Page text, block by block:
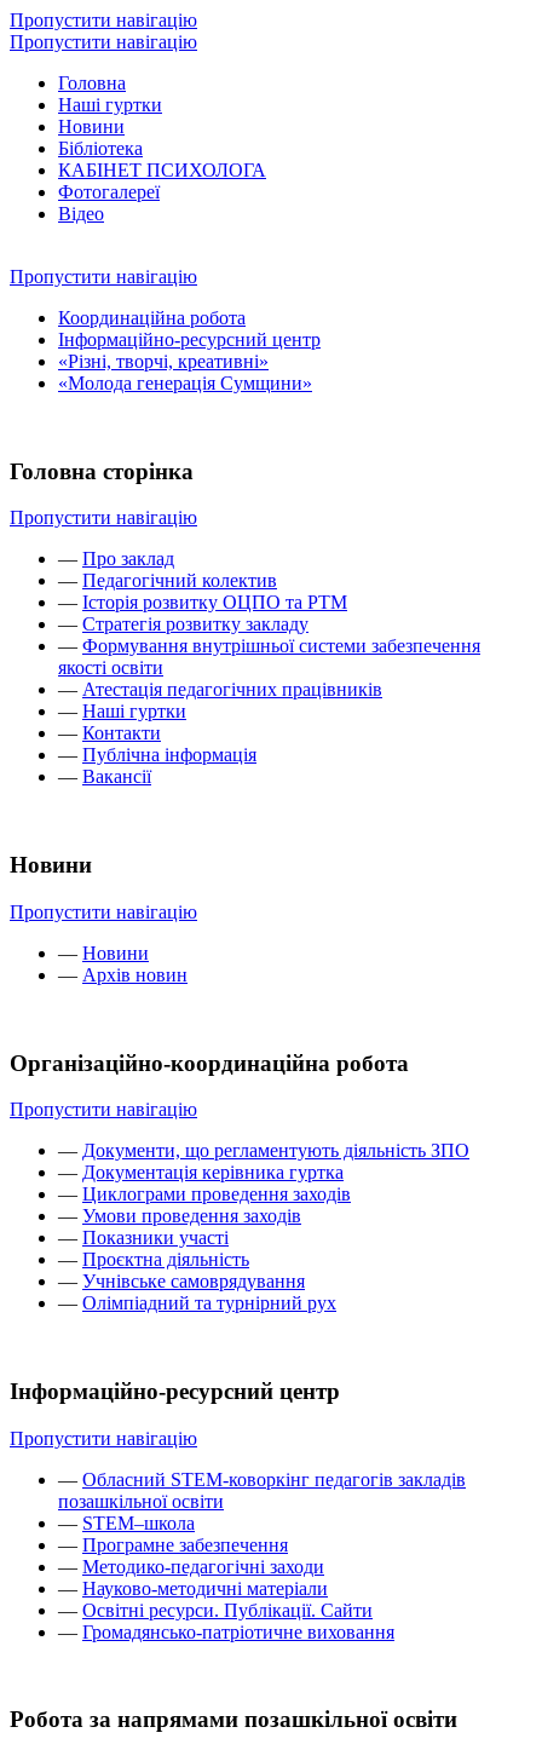
Пропустити навігацію
Пропустити навігацію
Головна
Наші гуртки
Новини
Бібліотека
КАБІНЕТ ПСИХОЛОГА
Фотогалереї
Відео
Пропустити навігацію
Координаційна робота
Інформаційно-ресурсний центр
«Різні, творчі, креативні»
«Молода генерація Сумщини»
Головна сторінка
Пропустити навігацію
— Про заклад
— Педагогічний колектив
— Історія розвитку ОЦПО та РТМ
— Стратегія розвитку закладу
— Формування внутрішньої системи забезпечення
якості освіти
— Атестація педагогічних працівників
— Наші гуртки
— Контакти
— Публічна інформація
— Вакансії
Новини
Пропустити навігацію
— Новини
— Архів новин
Організаційно-координаційна робота
Пропустити навігацію
— Документи, що регламентують діяльність ЗПО
— Документація керівника гуртка
— Циклограми проведення заходів
— Умови проведення заходів
— Показники участі
— Проєктна діяльність
— Учнівське самоврядування
— Олімпіадний та турнірний рух
Інформаційно-ресурсний центр
Пропустити навігацію
— Обласний STEM-коворкінг педагогів закладів
позашкільної освіти
— STEM–школа
— Програмне забезпечення
— Методико-педагогічні заходи
— Науково-методичні матеріали
— Освітні ресурси. Публікації. Сайти
— Громадянсько-патріотичне виховання
Робота за напрямами позашкільної освіти